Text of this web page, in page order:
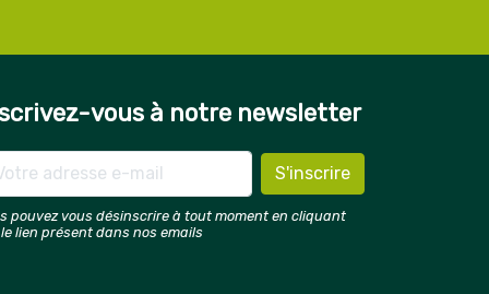
vous à notre newsletter
pouvez vous désinscrire à tout moment en cliquant
lien présent dans nos emails